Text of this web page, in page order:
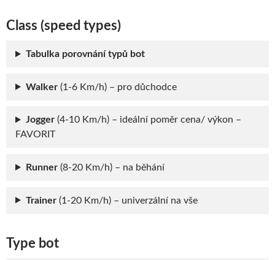
Class (speed types)
Tabulka porovnání typů bot
Walker(1-6 Km/h) – pro důchodce
Jogger(4-10 Km/h) – ideální poměr cena/ výkon –
FAVORIT
Runner(8-20 Km/h) – na běhání
Trainer(1-20 Km/h) – univerzální na vše
Type bot